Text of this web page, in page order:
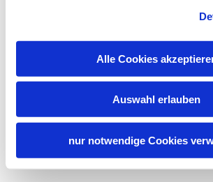
Alle Cookies
Auswahl erlauben
nur notwendige Cookies